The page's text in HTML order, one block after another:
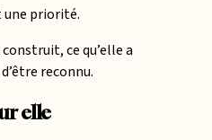
une priorité.
construit, ce qu’elle a
reconnu.
elle